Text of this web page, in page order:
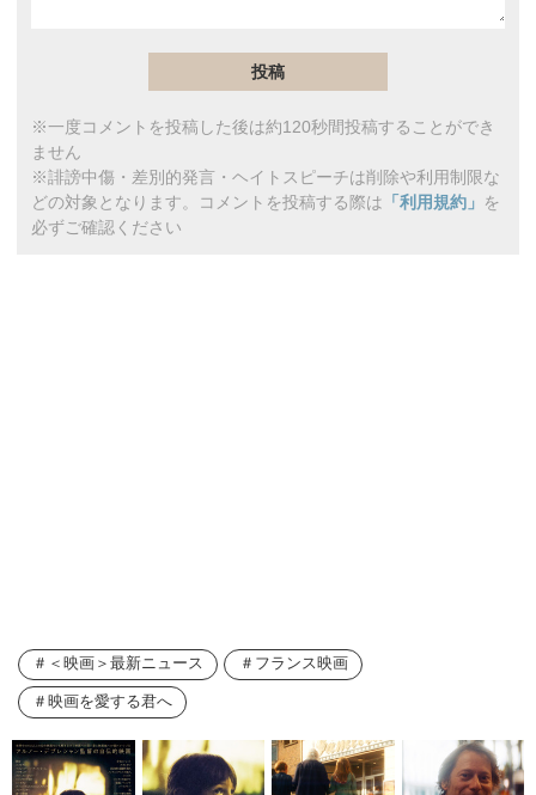
※一度コメントを投稿した後は約120秒間投稿することができ
ません
※誹謗中傷・差別的発言・ヘイトスピーチは削除や利用制限な
どの対象となります。コメントを投稿する際は 「利用規約」 を
必ずご確認ください
＜映画＞最新ニュース フランス映画
映画を愛する君へ